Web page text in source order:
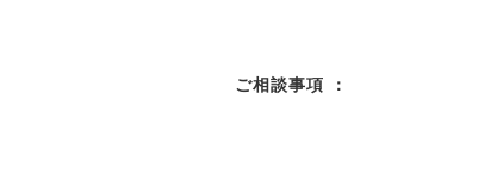
ご相談事項 ：